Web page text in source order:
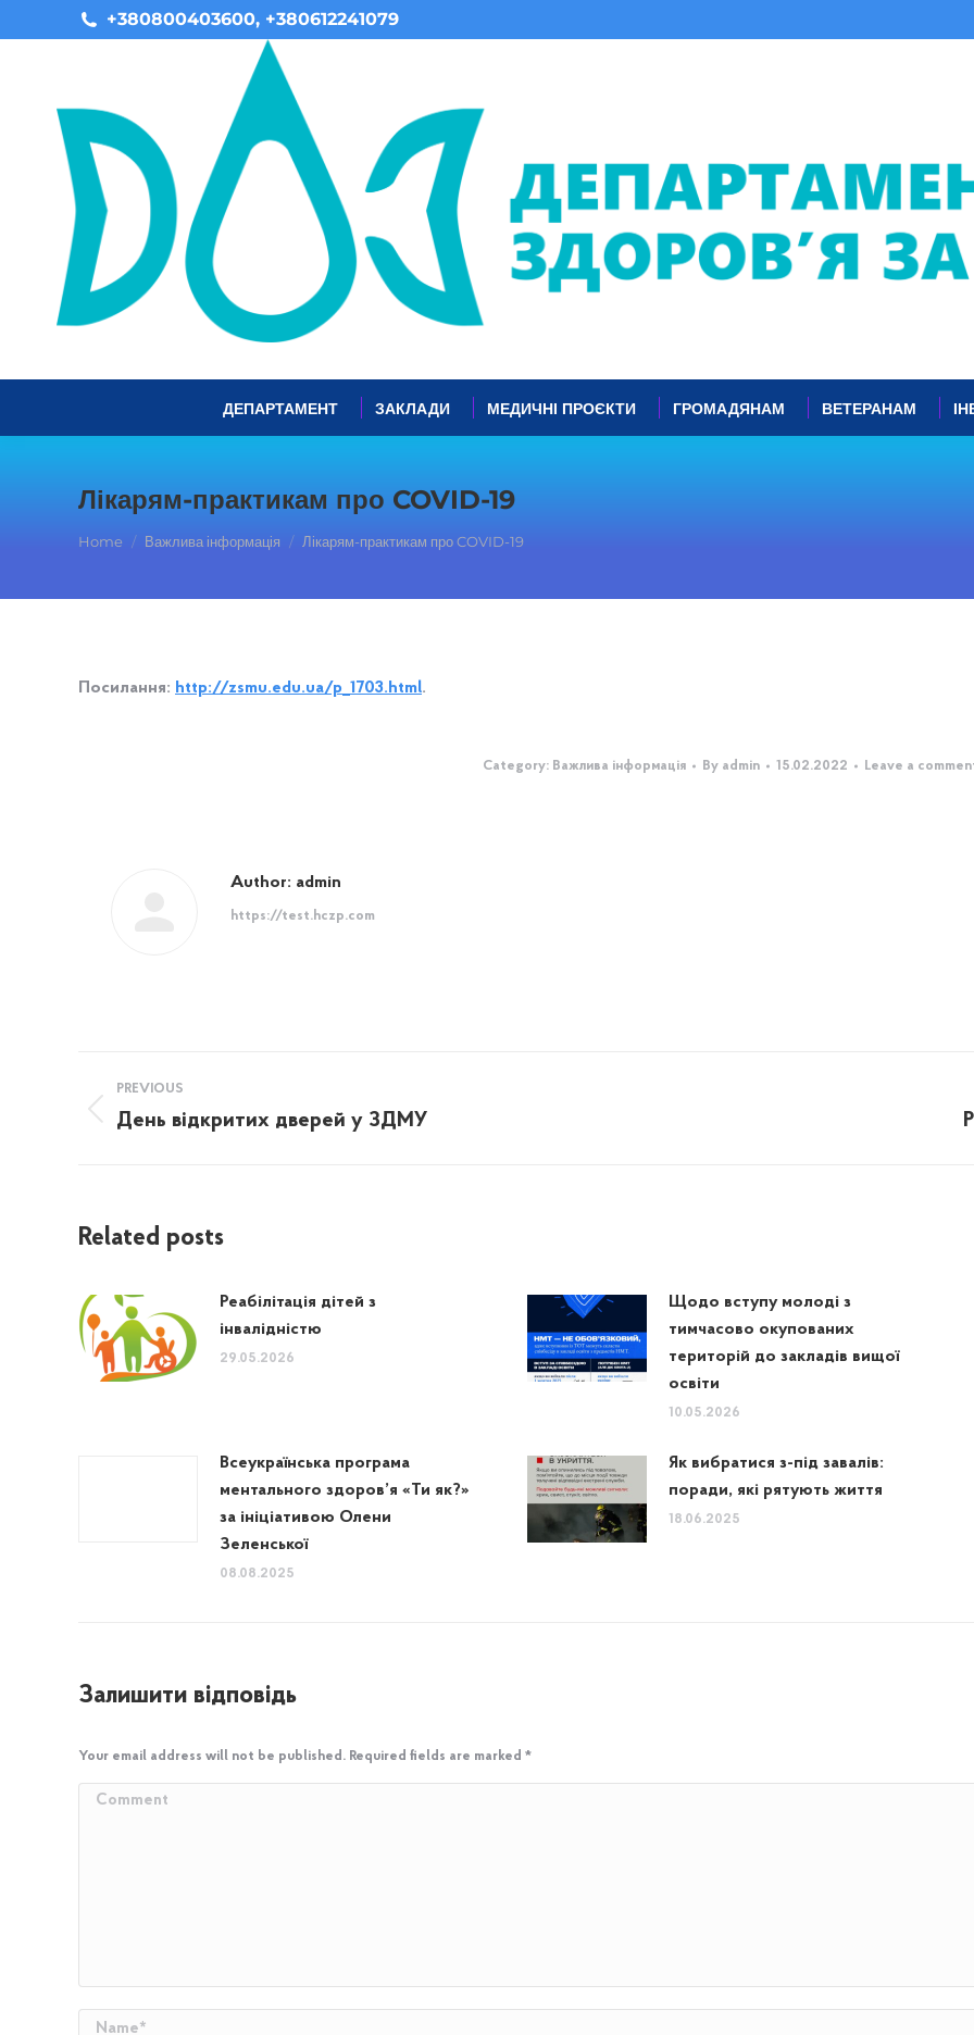
+380800403600, +380612241079
ДЕПАРТАМЕНТ ЗАКЛАДИ МЕДИЧНІ ПРОЄКТИ ГРОМАДЯНАМ ВЕТЕРАНАМ
Лікарям-практикам про COVID-19
You are here:
Home Важлива інформація Лікарям-практикам про COVID-19
Посилання: http://zsmu.edu.ua/p_1703.html.
Category: Важлива інформація By admin 15.02.2022 Leave a
Author: admin
https://test.hczp.com
Post
navigation
PREVIOUS
Previous
День відкритих дверей у ЗДМУ
Related posts
Реабілітація дітей з
інвалідністю
29.05.2026
Щодо вступу молоді з
тимчасово окупованих
територій до закладів вищої
освіти
10.05.2026
Всеукраїнська програма
ментального здоров’я «Ти як?»
за ініціативою Олени
Зеленської
08.08.2025
Як вибратися з-під завалів:
поради, які рятують життя
18.06.2025
Залишити відповідь
Your email address will not be published. Required fields are marked *
Comment
Name *